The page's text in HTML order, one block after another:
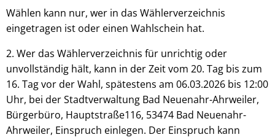
Wählen kann nur, wer in das Wählerverzeichnis
eingetragen ist oder einen Wahlschein hat.
2. Wer das Wählerverzeichnis für unrichtig oder
unvollständig hält, kann in der Zeit vom 20. Tag bis zum
16. Tag vor der Wahl, spätestens am 06.03.2026 bis 12:00
Uhr, bei der Stadtverwaltung Bad Neuenahr-Ahrweiler,
Bürgerbüro, Hauptstraße116, 53474 Bad Neuenahr-
Ahrweiler, Einspruch einlegen. Der Einspruch kann